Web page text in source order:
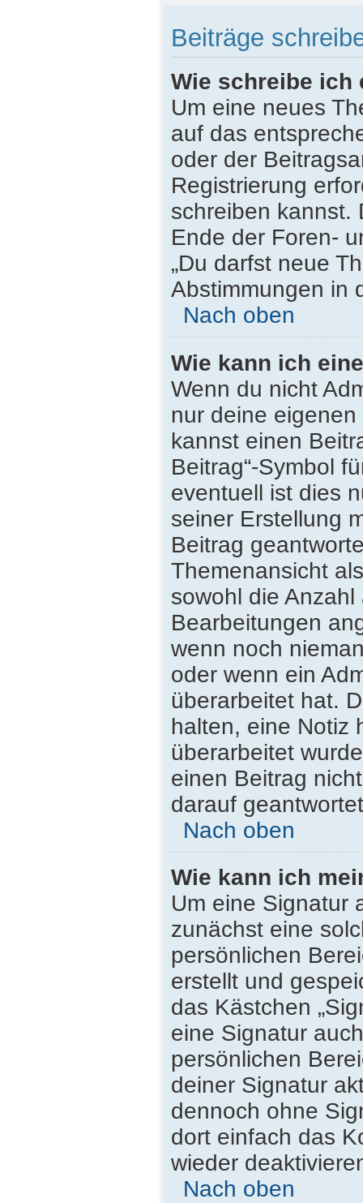
Beiträge
Wie schreibe ich
Um eine neues
auf das
oder der
Registrierung
schreiben kannst.
Ende der Foren-
„Du darfst neue
Abstimmungen in
Nach oben
Wie kann ich
Wenn du nicht
nur deine
kannst einen
Beitrag“-Symbol
eventuell ist dies
seiner Erstellung
Beitrag
Themenansicht
sowohl die
Bearbeitungen
wenn noch
oder wenn ein
überarbeitet hat.
halten, eine Notiz
überarbeitet
einen Beitrag
darauf
Nach oben
Wie kann ich
Um eine Signatur
zunächst eine
persönlichen
erstellt und
das Kästchen
eine Signatur
persönlichen
deiner Signatur
dennoch ohne
dort einfach das
wieder
Nach oben